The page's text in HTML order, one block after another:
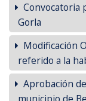
Convocatoria
Gorla
Modificación
referido a la
Aprobación